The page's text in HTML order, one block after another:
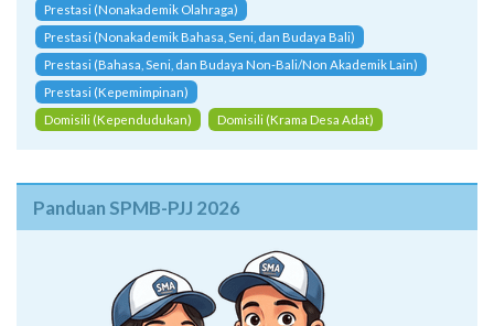
Prestasi (Nonakademik Olahraga)
Prestasi (Nonakademik Bahasa, Seni, dan Budaya Bali)
Prestasi (Bahasa, Seni, dan Budaya Non-Bali/Non Akademik Lain)
Prestasi (Kepemimpinan)
Domisili (Kependudukan)
Domisili (Krama Desa Adat)
Panduan SPMB-PJJ 2026